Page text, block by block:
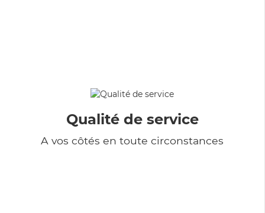
Qualité de service
A vos côtés en toute circonstances